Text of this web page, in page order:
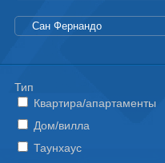
Тип
Квартира/апартаменты
Дом/вилла
Таунхаус